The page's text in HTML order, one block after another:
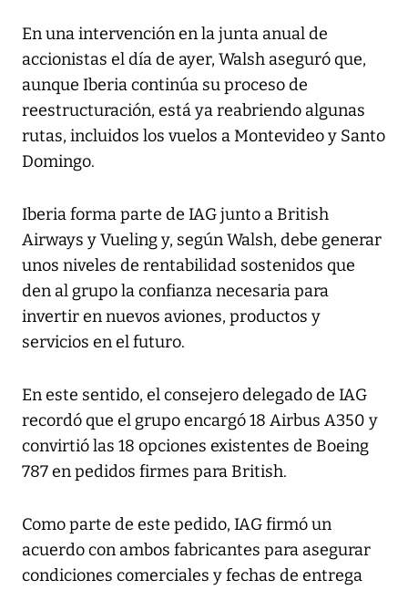
En una intervención en la junta anual de
accionistas el día de ayer, Walsh aseguró que,
aunque Iberia continúa su proceso de
reestructuración, está ya reabriendo algunas
rutas, incluidos los vuelos a Montevideo y Santo
Domingo.
Iberia forma parte de IAG junto a British
Airways y Vueling y, según Walsh, debe generar
unos niveles de rentabilidad sostenidos que
den al grupo la confianza necesaria para
invertir en nuevos aviones, productos y
servicios en el futuro.
En este sentido, el consejero delegado de IAG
recordó que el grupo encargó 18 Airbus A350 y
convirtió las 18 opciones existentes de Boeing
787 en pedidos firmes para British.
Como parte de este pedido, IAG firmó un
acuerdo con ambos fabricantes para asegurar
condiciones comerciales y fechas de entrega